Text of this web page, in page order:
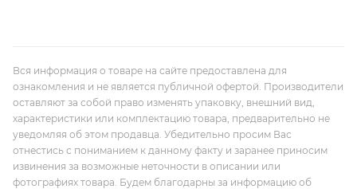
Вся информация о товаре на сайте предоставлена для
ознакомления и не является публичной офертой. Производители
оставляют за собой право изменять упаковку, внешний вид,
характеристики или комплектацию товара, предварительно не
уведомляя об этом продавца. Убедительно просим Вас
отнестись с пониманием к данному факту и заранее приносим
извинения за возможные неточности в описании или
фотографиях товара. Будем благодарны за информацию об